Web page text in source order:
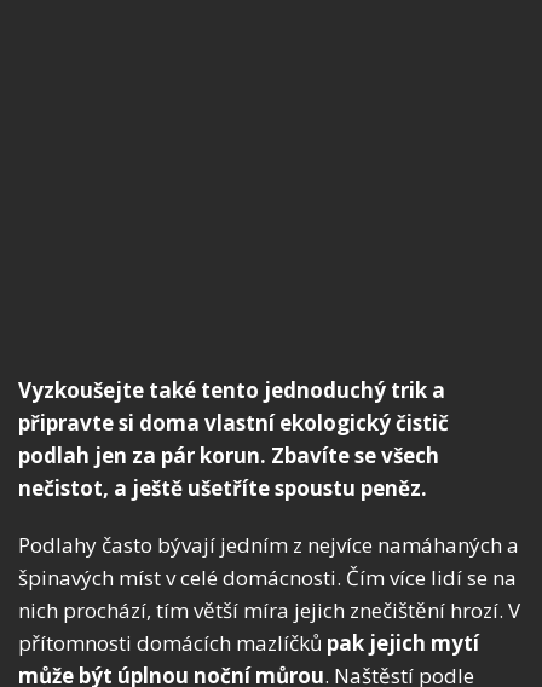
Vyzkoušejte také tento jednoduchý trik a
připravte si doma vlastní ekologický čistič
podlah jen za pár korun. Zbavíte se všech
nečistot, a ještě ušetříte spoustu peněz.
Podlahy často bývají jedním z nejvíce namáhaných a
špinavých míst v celé domácnosti. Čím více lidí se na
nich prochází, tím větší míra jejich znečištění hrozí. V
přítomnosti domácích mazlíčků pak jejich mytí
může být úplnou noční můrou. Naštěstí podle